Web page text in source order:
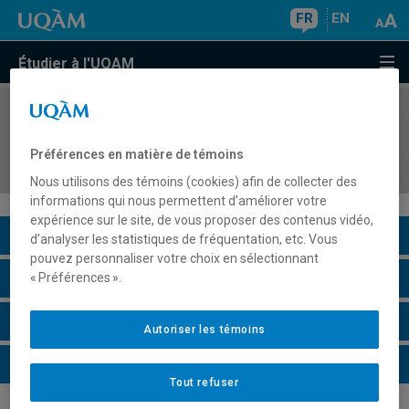
FR EN
Étudier à l'UQAM
COURS//
organisations
Description du cours
Horaire - Été 2026
Horaire - Automne 2026
Horaire - Hiver 2027
Préférences en matière de témoins
Nous utilisons des témoins (cookies) afin de collecter des
informations qui nous permettent d’améliorer votre
expérience sur le site, de vous proposer des contenus vidéo,
d’analyser les statistiques de fréquentation, etc. Vous
pouvez personnaliser votre choix en sélectionnant
« Préférences ».
Tout refuser
Autoriser les témoins